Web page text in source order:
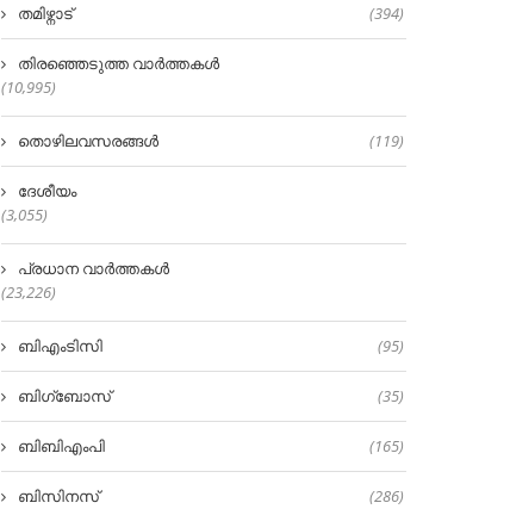
തമിഴ്നാട് (394)
തിരഞ്ഞെടുത്ത വാർത്തകൾ
(10,995)
തൊഴിലവസരങ്ങൾ (119)
ദേശീയം
(3,055)
പ്രധാന വാർത്തകൾ
(23,226)
ബിഎംടിസി (95)
ബിഗ്‌ബോസ് (35)
ബിബിഎംപി (165)
ബിസിനസ് (286)